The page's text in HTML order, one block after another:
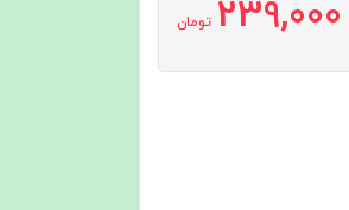
239,000 تومان